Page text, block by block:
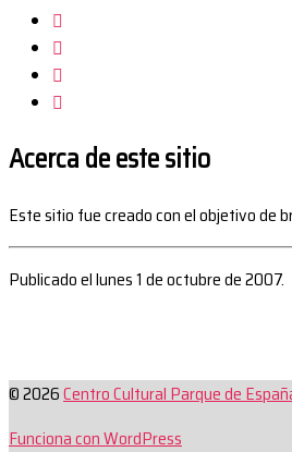
Acerca de este sitio
Este sitio fue creado con el objetivo de
Publicado el lunes 1 de octubre de 2007.
© 2026Centro Cultural Parque de
Funciona con WordPress